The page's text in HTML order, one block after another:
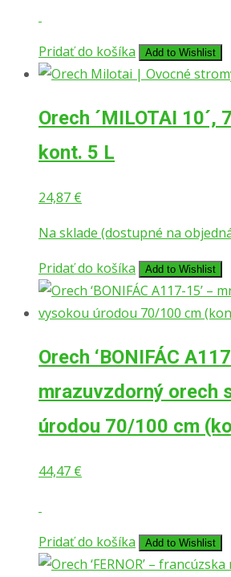
Pridať do košíka Add to Wishlist
Orech ´MILOTAI 10´,
kont. 5 L
24,87 €
Na sklade (dostupné na
Pridať do košíka
Add to Wishlist
Orech ‘BONIFÁC
mrazuvzdorný orech
úrodou 70/100 cm
44,47 €
Pridať do košíka Add to Wishlist